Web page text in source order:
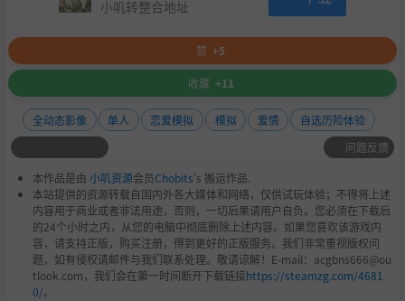
小叽转整合地址
赞 +5
收藏 +11
全动态影像 单人 恋爱模拟 模拟 爱情
自选历险体验
问题反馈
本作品是由 小叽资源会员Chobits's 搬运作品.
本站提供的资源转载自国内外各大媒体和网络，仅供试玩体验；不得将上述
内容用于商业或者非法用途，否则，一切后果请用户自负。您必须在下载后
的24个小时之内，从您的电脑中彻底删除上述内容。如果您喜欢该游戏内
容，请支持正版，购买注册，得到更好的正版服务。我们非常重视版权问
题，如有侵权请邮件与我们联系处理。敬请谅解！E-mail：acgbns666@ou
tlook.com，我们会在第一时间断开下载链接https://steamzg.com/4681
0/。